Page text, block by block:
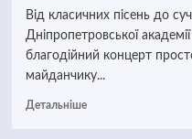
Від класичних пісень до
Дніпропетровської
благодійний концерт
майданчику...
Детальніше